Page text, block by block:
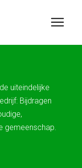
uiteindelijke
Bijdragen
gemeenschap.